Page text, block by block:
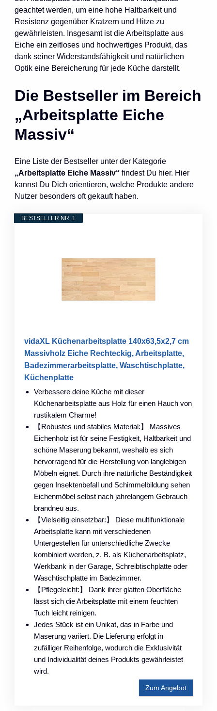
geachtet werden, um eine hohe Haltbarkeit und
Resistenz gegenüber Kratzern und Hitze zu
gewährleisten. Insgesamt ist die Arbeitsplatte aus
Eiche ein zeitloses und hochwertiges Produkt, das
dank seiner Widerstandsfähigkeit und natürlichen
Optik eine Bereicherung für jede Küche darstellt.
Die Bestseller im Bereich
„Arbeitsplatte Eiche
Massiv“
Eine Liste der Bestseller unter der Kategorie
„Arbeitsplatte Eiche Massiv“ findest Du hier. Hier
kannst Du Dich orientieren, welche Produkte andere
Nutzer besonders oft gekauft haben.
BESTSELLER NR. 1
vidaXL Küchenarbeitsplatte 140x63,5x2,7 cm
Massivholz Eiche Rechteckig, Arbeitsplatte,
Badezimmerarbeitsplatte, Waschtischplatte,
Küchenplatte
Verbessere deine Küche mit dieser
Küchenarbeitsplatte aus Holz für einen Hauch von
rustikalem Charme!
【Robustes und stabiles Material:】 Massives
Eichenholz ist für seine Festigkeit, Haltbarkeit und
schöne Maserung bekannt, weshalb es sich
hervorragend für die Herstellung von langlebigen
Möbeln eignet. Durch ihre natürliche Beständigkeit
gegen Insektenbefall und Schimmelbildung sehen
Eichenmöbel selbst nach jahrelangem Gebrauch
brandneu aus.
【Vielseitig einsetzbar:】 Diese multifunktionale
Arbeitsplatte kann mit verschiedenen
Untergestellen für unterschiedliche Zwecke
kombiniert werden, z. B. als Küchenarbeitsplatz,
Werkbank in der Garage, Schreibtischplatte oder
Waschtischplatte im Badezimmer.
【Pflegeleicht:】 Dank ihrer glatten Oberfläche
lässt sich die Arbeitsplatte mit einem feuchten
Tuch leicht reinigen.
Jedes Stück ist ein Unikat, das in Farbe und
Maserung variiert. Die Lieferung erfolgt in
zufälliger Reihenfolge, wodurch die Exklusivität
und Individualität deines Produkts gewährleistet
wird.
Zum Angebot